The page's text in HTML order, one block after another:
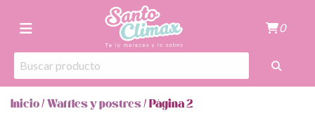
0
Inicio/Waffles y postres/ Página 2